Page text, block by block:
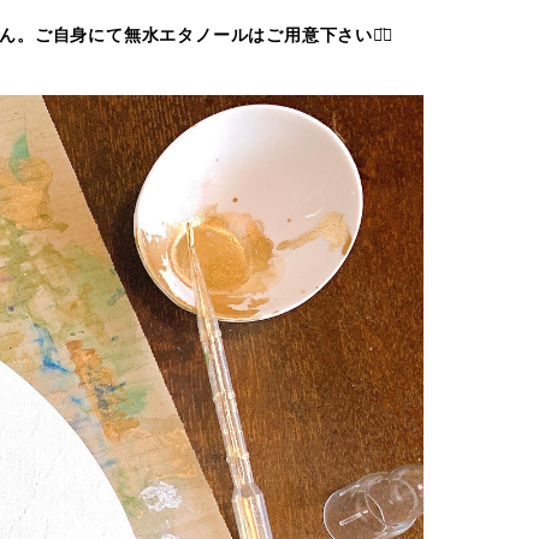
。ご自身にて無水エタノールはご用意下さい◡̈⃝